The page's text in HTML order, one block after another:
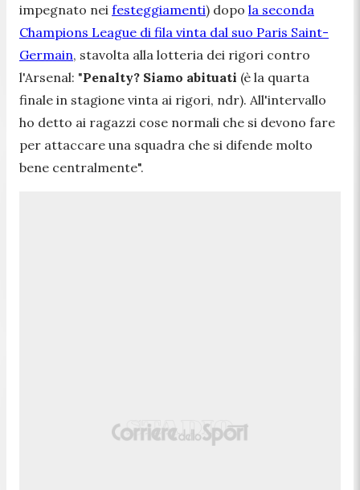
impegnato nei festeggiamenti) dopo la seconda
Champions League di fila vinta dal suo Paris Saint-
Germain, stavolta alla lotteria dei rigori contro
l'Arsenal: "Penalty? Siamo abituati (è la quarta
finale in stagione vinta ai rigori, ndr). All'intervallo
ho detto ai ragazzi cose normali che si devono fare
per attaccare una squadra che si difende molto
bene centralmente".